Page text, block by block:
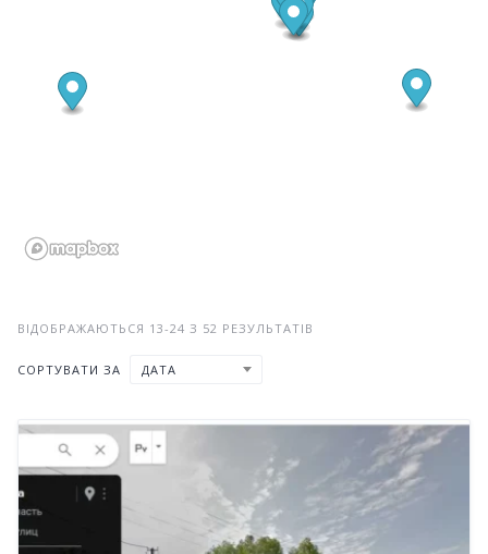
ВІДОБРАЖАЮТЬСЯ 13-24 З 52 РЕЗУЛЬТАТІВ
СОРТУВАТИ ЗА ДАТА